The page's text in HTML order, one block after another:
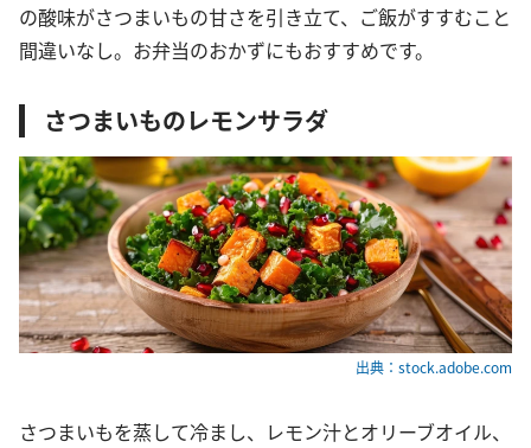
の酸味がさつまいもの甘さを引き立て、ご飯がすすむこと
間違いなし。お弁当のおかずにもおすすめです。
さつまいものレモンサラダ
出典：stock.adobe.com
さつまいもを蒸して冷まし、レモン汁とオリーブオイル、